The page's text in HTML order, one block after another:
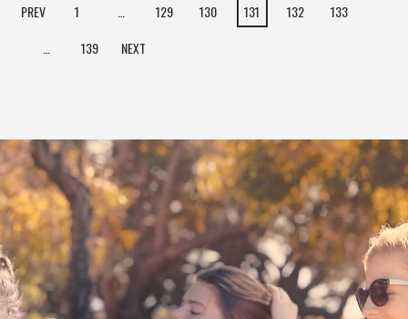
PREV 1 129 130 131 132
133
139 NEXT